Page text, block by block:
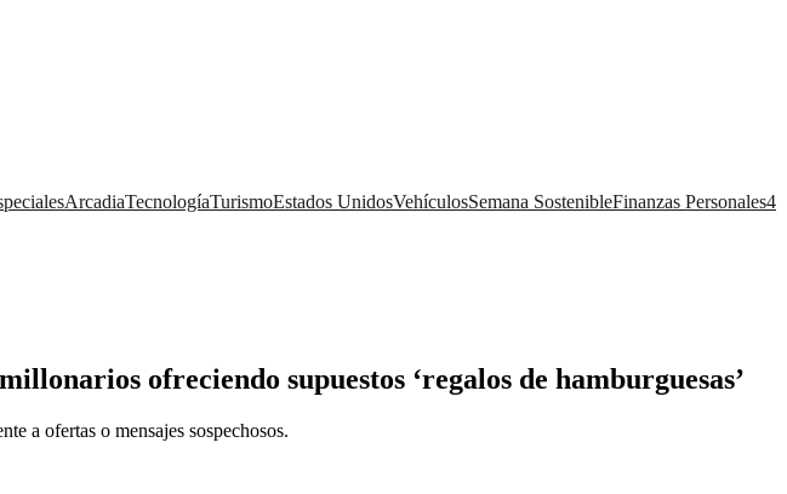
ArcadiaTecnologíaTurismoEstados UnidosVehículosSemana SostenibleFinanzas Personales4
ofreciendo supuestos ‘regalos de hamburguesas’
a ofertas o mensajes sospechosos.